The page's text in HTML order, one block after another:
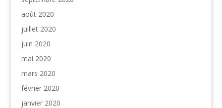
août 2020
juillet 2020
juin 2020
mai 2020
mars 2020
février 2020
janvier 2020